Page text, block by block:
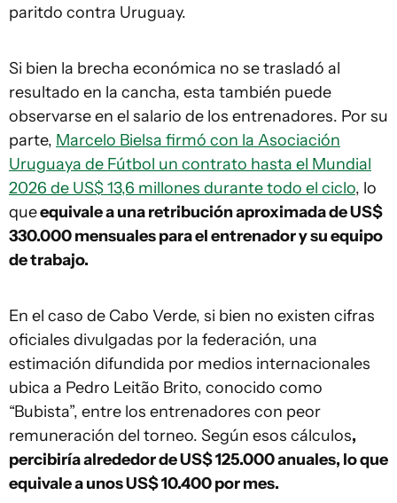
paritdo contra Uruguay.
Si bien la brecha económica no se trasladó al
resultado en la cancha, esta también puede
observarse en el salario de los entrenadores. Por su
parte, Marcelo Bielsa firmó con la Asociación
Uruguaya de Fútbol un contrato hasta el Mundial
2026 de US$ 13,6 millones durante todo el ciclo, lo
queequivale a una retribución aproximada de US$
330.000 mensuales para el entrenador y su equipo
de trabajo.
En el caso de Cabo Verde, si bien no existen cifras
oficiales divulgadas por la federación, una
estimación difundida por medios internacionales
ubica a Pedro Leitão Brito, conocido como
“Bubista”, entre los entrenadores con peor
remuneración del torneo. Según esos cálculos,
percibiría alrededor de US$ 125.000 anuales, lo que
equivale a unos US$ 10.400 por mes.